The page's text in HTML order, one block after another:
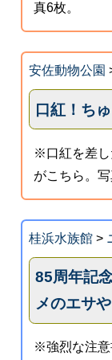
真6枚。
安佐動物公園
口紅！ちゅ
※口紅を差し
がこちら。写
桂浜水族館>
85周年記
メのエサ
※強烈な注意